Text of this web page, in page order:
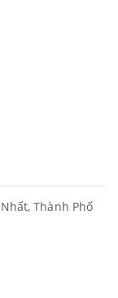
Thành Phố